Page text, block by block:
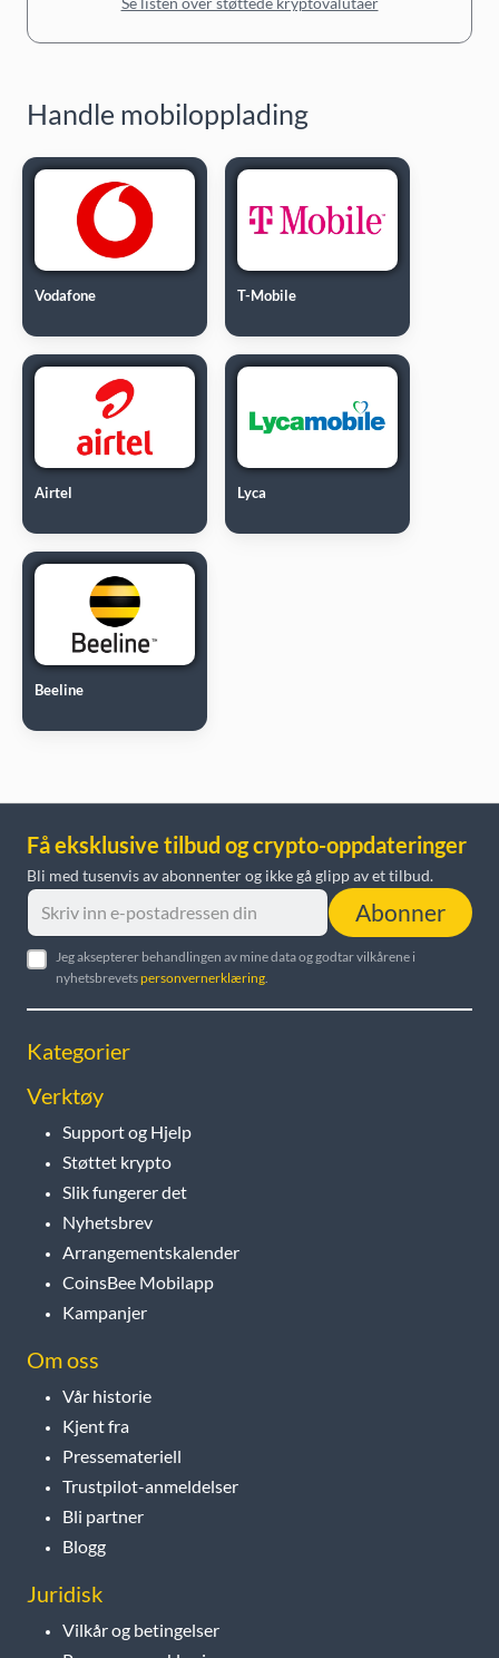
Handle mobilopplading
Vodafone T-Mobile
Airtel Lyca
Beeline
Få eksklusive tilbud og crypto-oppdateringer
Bli med tusenvis av abonnenter og ikke gå glipp av et tilbud.
Abonner
Jeg aksepterer behandlingen av mine data og godtar vilkårene i
nyhetsbrevetspersonvernerklæring
Kategorier
Verktøy
Support og Hjelp
Støttet krypto
Slik fungerer det
Nyhetsbrev
Arrangementskalender
CoinsBee Mobilapp
Kampanjer
Om oss
Vår historie
Kjent fra
Pressemateriell
Trustpilot-anmeldelser
Bli partner
Blogg
Juridisk
Vilkår og betingelser